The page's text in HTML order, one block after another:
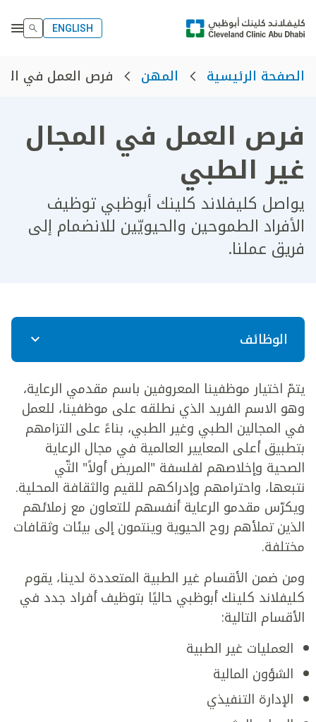
ENGLISH
الصفحة الرئيسية المهن فرص العمل في
فرص العمل في المجال
غير الطبي
يواصل كليفلاند كلينك أبوظبي توظيف
الأفراد الطموحين والحيويّين للانضمام إلى
فريق عملنا.
الوظائف
يتمّ اختيار موظفينا المعروفين باسم مقدمي الرعاية،
وهو الاسم الفريد الذي نطلقه على موظفينا، للعمل
في المجالين الطبي وغير الطبي، بناءً على التزامهم
بتطبيق أعلى المعايير العالمية في مجال الرعاية
الصحية وإخلاصهم لفلسفة "المريض أولاً" التّي
نتبعها، واحترامهم وإدراكهم للقيم والثقافة المحلية.
ويكرّس مقدمو الرعاية أنفسهم للتعاون مع زملائهم
الذين تملأهم روح الحيوية وينتمون إلى بيئات وثقافات
مختلفة.
ومن ضمن الأقسام غير الطبية المتعددة لدينا، يقوم
كليفلاند كلينك أبوظبي حاليًا بتوظيف أفراد جدد في
الأقسام التالية:
العمليات غير الطبية
الشؤون المالية
الإدارة التنفيذي